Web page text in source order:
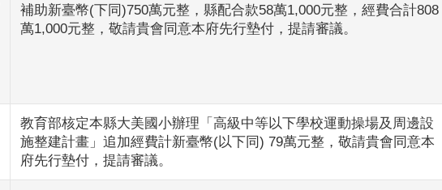
補助新臺幣(下同)750萬元整，縣配合款58萬1,000元整，經費合計808
萬1,000元整，敬請貴會同意本府先行墊付，提請審議。
教育部核定本縣大美國小辦理「高級中等以下學校運動操場及周邊設
施整建計畫」追加經費計新臺幣(以下同) 79萬元整，敬請貴會同意本
府先行墊付，提請審議。